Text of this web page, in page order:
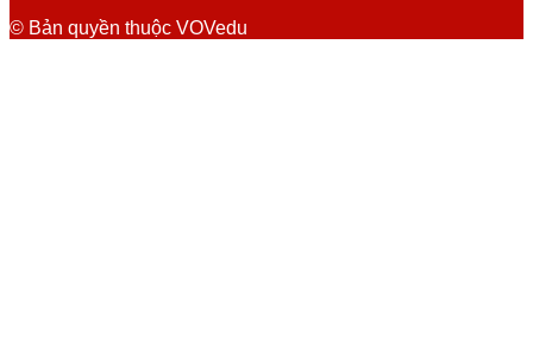
© Bản quyền thuộc VOVedu